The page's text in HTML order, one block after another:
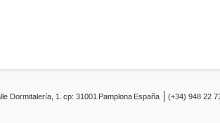
Dormitalería, 1. cp: 31001 Pamplona España (+34) 948 22